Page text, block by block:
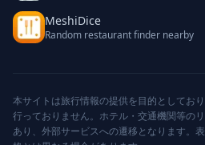
MeshiDice
Random restaurant finder nearby
本サイトは旅行情報の提供を目的としてお
行っておりません。ホテル・交通機関等の
あり、外部サービスへの遷移となります。